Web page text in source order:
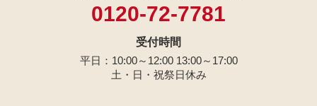
0120-72-7781
受付時間
平日：10:00～12:00 13:00～17:00
土・日・祝祭日休み